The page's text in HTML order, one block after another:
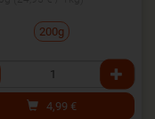
200g
4,99 €